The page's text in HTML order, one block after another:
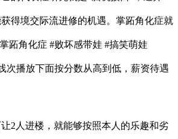
得境交际流进修的机遇。掌跖角化症就
跖角化症 #败坏感带娃 #搞笑萌娃
次播放下面按分数从高到低，薪资待遇
人进楼，就能够按照本人的乐趣和劣